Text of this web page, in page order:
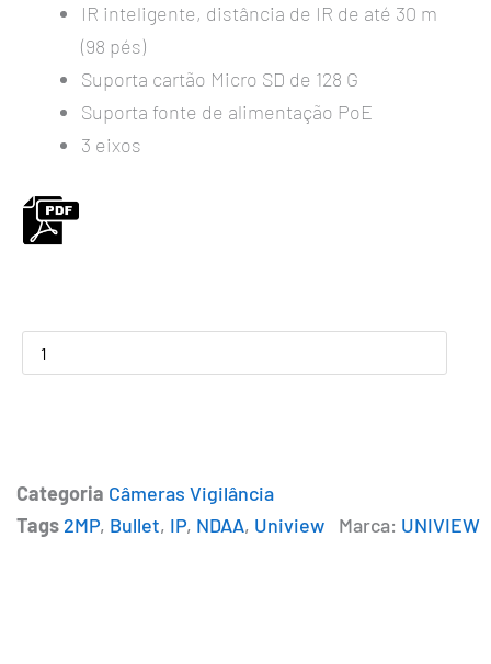
IR inteligente, distância de IR de até 30 m
(98 pés)
Suporta cartão Micro SD de 128 G
Suporta fonte de alimentação PoE
3 eixos
Categoria Câmeras Vigilância
Tags 2MP, Bullet, IP, NDAA, Uniview Marca: UNIVIEW